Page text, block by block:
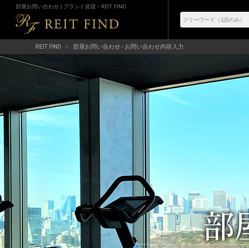
部屋お問い合わせ | ブランド賃貸－REIT FIND
REIT FIND 部屋お問い合わせ - お問い合わせ内容入力
部